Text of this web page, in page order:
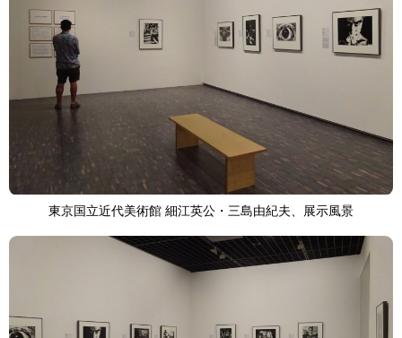
東京国立近代美術館 細江英公・三島由紀夫、展示風景